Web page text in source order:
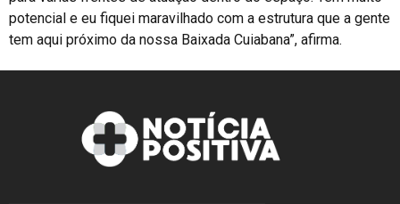
potencial e eu fiquei maravilhado com a estrutura que a gente
tem aqui próximo da nossa Baixada Cuiabana”, afirma.